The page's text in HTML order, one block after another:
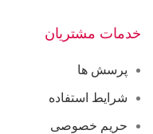
خدمات مشتریان
پرسش ها
شرایط استفاده
حریم خصوصی